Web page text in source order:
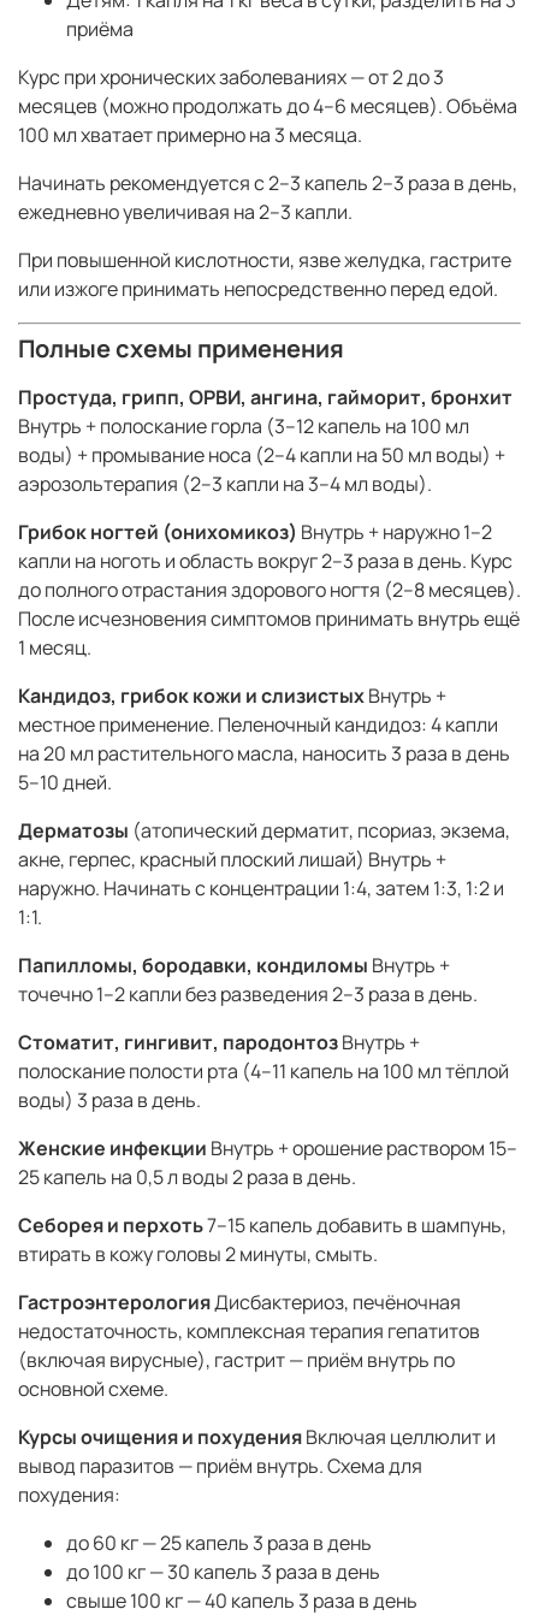
приёма
Курс при хронических заболеваниях — от 2 до 3
месяцев (можно продолжать до 4–6 месяцев). Объёма
100 мл хватает примерно на 3 месяца.
Начинать рекомендуется с 2–3 капель 2–3 раза в день,
ежедневно увеличивая на 2–3 капли.
При повышенной кислотности, язве желудка, гастрите
или изжоге принимать непосредственно перед едой.
Полные схемы применения
Простуда, грипп, ОРВИ, ангина, гайморит, бронхит
Внутрь + полоскание горла (3–12 капель на 100 мл
воды) + промывание носа (2–4 капли на 50 мл воды) +
аэрозольтерапия (2–3 капли на 3–4 мл воды).
Грибок ногтей (онихомикоз) Внутрь + наружно 1–2
капли на ноготь и область вокруг 2–3 раза в день. Курс
до полного отрастания здорового ногтя (2–8 месяцев).
После исчезновения симптомов принимать внутрь ещё
1 месяц.
Кандидоз, грибок кожи и слизистыхВнутрь +
местное применение. Пеленочный кандидоз: 4 капли
на 20 мл растительного масла, наносить 3 раза в день
5–10 дней.
Дерматозы (атопический дерматит, псориаз, экзема,
акне, герпес, красный плоский лишай) Внутрь +
наружно. Начинать с концентрации 1:4, затем 1:3, 1:2 и
1:1.
Папилломы, бородавки, кондиломы Внутрь +
точечно 1–2 капли без разведения 2–3 раза в день.
Стоматит, гингивит, пародонтозВнутрь +
полоскание полости рта (4–11 капель на 100 мл тёплой
воды) 3 раза в день.
Женские инфекции Внутрь + орошение раствором 15–
25 капель на 0,5 л воды 2 раза в день.
Себорея и перхоть7–15 капель добавить в шампунь,
втирать в кожу головы 2 минуты, смыть.
ГастроэнтерологияДисбактериоз, печёночная
недостаточность, комплексная терапия гепатитов
(включая вирусные), гастрит — приём внутрь по
основной схеме.
Курсы очищения и похуденияВключая целлюлит и
вывод паразитов — приём внутрь. Схема для
похудения:
до 60 кг — 25 капель 3 раза в день
до 100 кг — 30 капель 3 раза в день
свыше 100 кг — 40 капель 3 раза в день